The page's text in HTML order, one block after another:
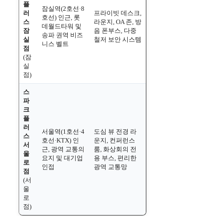
플
러
스
잠
실
점
(잠
실
점)
잠실역(2호선·8
호선) 인근, 롯
데월드타워 및
송파 권역 비즈
니스 벨트
프라이빗 데스크,
라운지, OA 존, 방
음 폰부스, 다중
철저 보안 시스템
스
파
크
플
러
스
서
울
로
점
(서
울
로
점)
서울역(1호선·4
호선·KTX) 인
근, 광역 교통의
요지 및 대기업
인접
도심 뷰 전경 라
운지, 컨퍼런스
룸, 화상회의 전
용 부스, 편리한
광역 교통망